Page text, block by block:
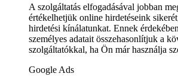
A szolgáltatás elfogadásával jobban
értékelhetjük online hirdetéseink
hirdetési kínálatunkat. Ennek
személyes adatait összehasonlítjuk a
szolgáltatókkal, ha Ön már használja
Google Ads